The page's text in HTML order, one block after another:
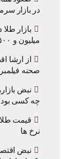
در بازار
میلیون و ۵۰۰ هزار تومان شد
صحنه
چه کسی
نرخ ها